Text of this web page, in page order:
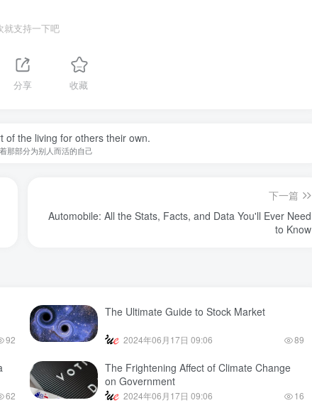
就支持一下吧
分享 收藏
of the living for others their own.
那部分为别人而活的自己
下一篇
Automobile: All the Stats, Facts, and Data You'll Ever Need
to Know
92
The Ultimate Guide to Stock Market
2024年06月17日 09:06 89
62
The Frightening Affect of Climate Change
on Government
2024年06月17日 09:06 16